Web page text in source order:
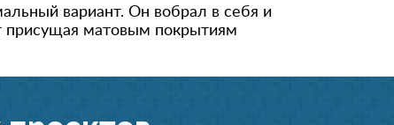
вариант. Он вобрал в себя и
присущая матовым покрытиям